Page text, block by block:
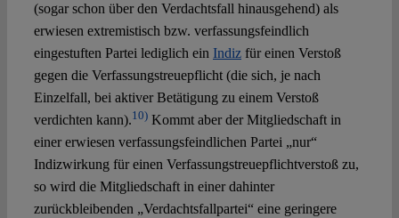
(sogar schon über den Verdachtsfall hinausgehend) als
erwiesen extremistisch bzw. verfassungsfeindlich
eingestuften Partei lediglich ein Indizfür einen Verstoß
gegen die Verfassungstreuepflicht (die sich, je nach
Einzelfall, bei aktiver Betätigung zu einem Verstoß
verdichten kann).10)Kommt aber der Mitgliedschaft in
einer erwiesen verfassungsfeindlichen Partei „nur“
Indizwirkung für einen Verfassungstreuepflichtverstoß zu,
so wird die Mitgliedschaft in einer dahinter
zurückbleibenden „Verdachtsfallpartei“ eine geringere